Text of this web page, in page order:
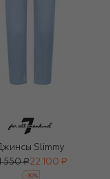
Slimmy
550 ₽22 100 ₽
-30%